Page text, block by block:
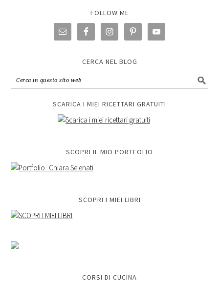
FOLLOW ME
CERCA NEL BLOG
SCARICA I MIEI RICETTARI GRATUITI
SCOPRI IL MIO PORTFOLIO
SCOPRI I MIEI LIBRI
CORSI DI CUCINA